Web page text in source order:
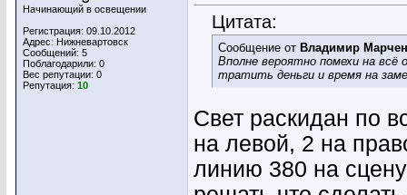
Начинающий в освещении
Регистрация: 09.10.2012
Адрес: Нижневартовск
Сообщений: 5
Поблагодарили: 0
Вес репутации: 0
Репутация: 10
Цитата:
Сообщение от Владимир
Вполне вероятно помехи на всё
тратить деньги и время на
Свет раскидан по
на левой, 2 на
линию 380 на